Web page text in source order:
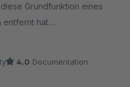
Grundfunktion eines
entfernt hat.
fleißige Entwickler und
Entwickler, tolle Arbeit.
4.0 Documentation